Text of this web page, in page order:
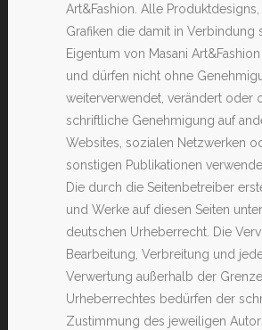
Art&Fashion. Alle
Grafiken die damit in Verbindung
Eigentum von Masani
und dürfen nicht ohne
weiterverwendet, verändert oder
schriftliche Genehmigung auf
Websites, sozialen Netzwerken
sonstigen Publikationen
Die durch die Seitenbetreiber
und Werke auf diesen Seiten
deutschen Urheberrecht. Die
Bearbeitung, Verbreitung und
Verwertung außerhalb der
Urheberrechtes bedürfen der
Zustimmung des jeweiligen